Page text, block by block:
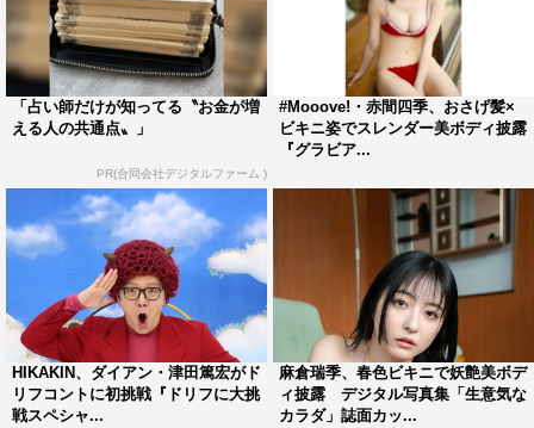
「占い師だけが知ってる〝お金が増
える人の共通点〟」
PR(合同会社デジタルファーム )
#Mooove!・赤間四季、おさげ髪×
ビキニ姿でスレンダー美ボディ披露
『グラビア...
HIKAKIN、ダイアン・津田篤宏がド
リフコントに初挑戦『ドリフに大挑
戦スペシャ...
麻倉瑞季、春色ビキニで妖艶美ボデ
ィ披露 デジタル写真集「生意気な
カラダ」誌面カッ...